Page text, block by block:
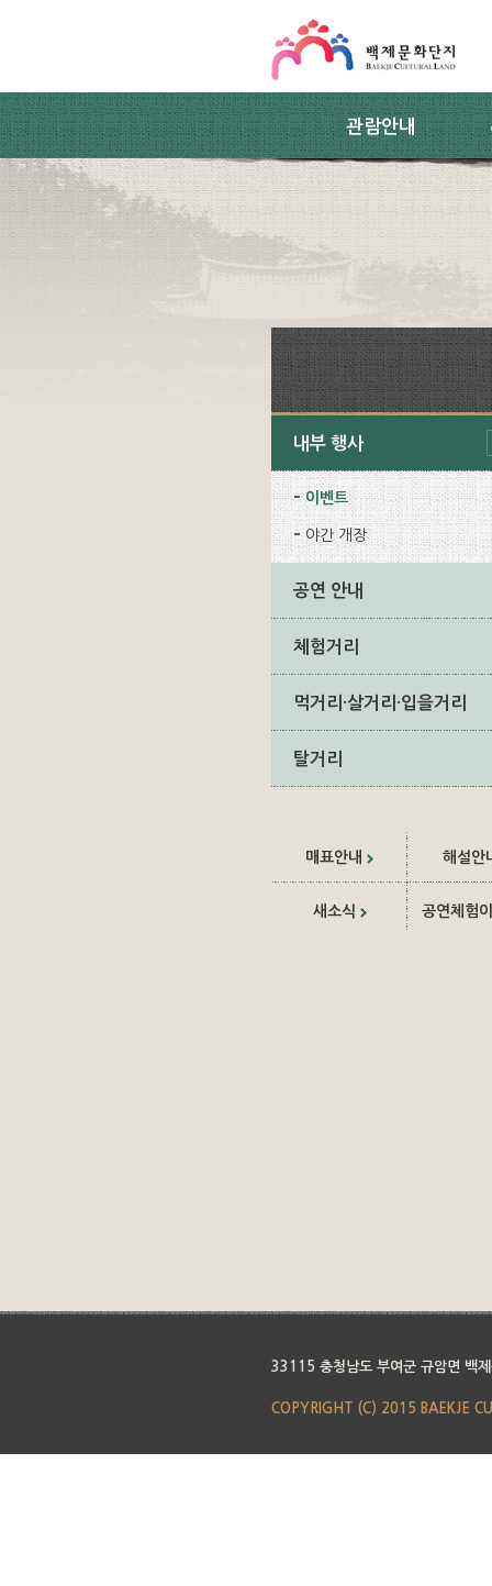
관람안내
내부 행사
이벤트
야간 개장
공연 안내
체험거리
먹거리·살거리·입을거리
탈거리
매표안내 해설안
새소식 공연체험
33115 충청남도 부여군 규암면 백
COPYRIGHT (C) 2015 BAEKJE